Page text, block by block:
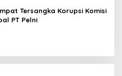
Tersangka Korupsi Komisi
PT Pelni